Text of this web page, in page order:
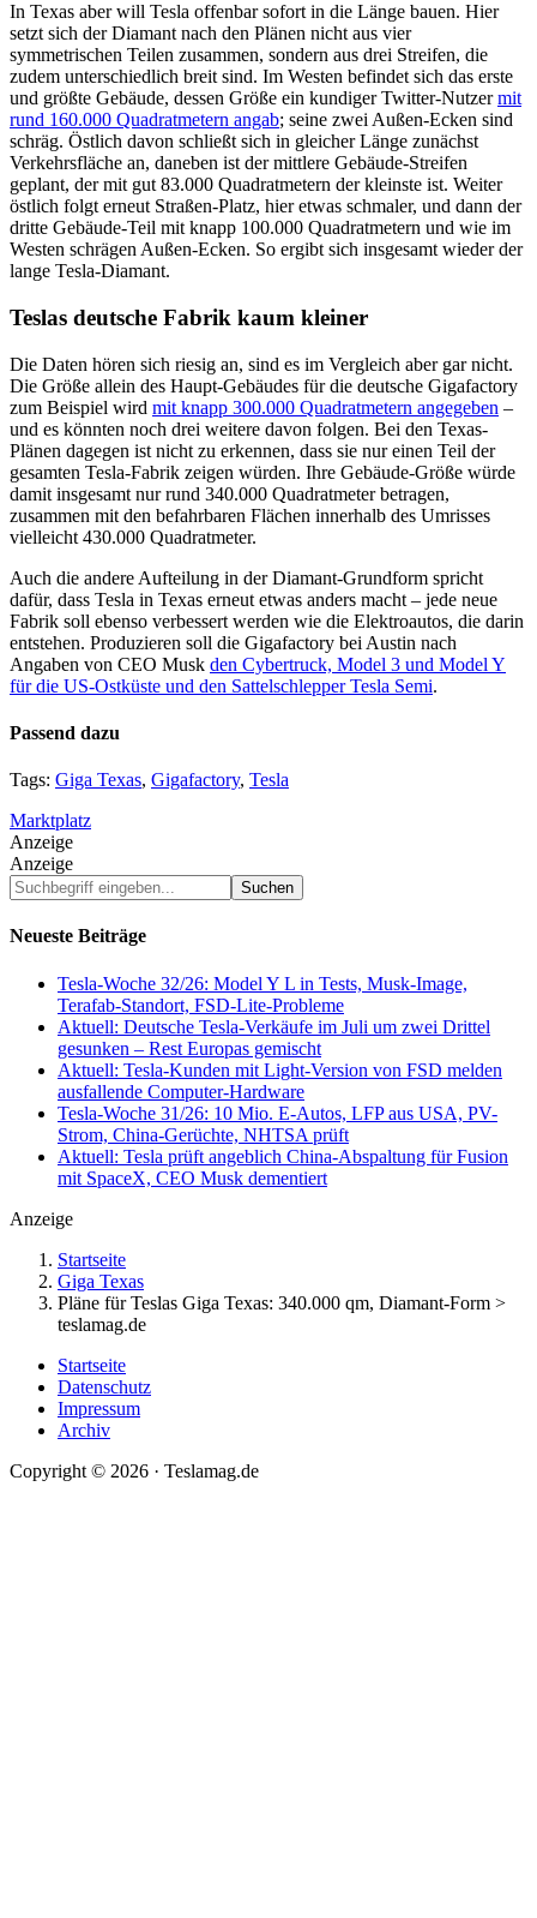
In Texas aber will Tesla offenbar sofort in die Länge bauen. Hier
setzt sich der Diamant nach den Plänen nicht aus vier
symmetrischen Teilen zusammen, sondern aus drei Streifen, die
zudem unterschiedlich breit sind. Im Westen befindet sich das erste
und größte Gebäude, dessen Größe ein kundiger Twitter-Nutzermit
rund 160.000 Quadratmetern angab; seine zwei Außen-Ecken sind
schräg. Östlich davon schließt sich in gleicher Länge zunächst
Verkehrsfläche an, daneben ist der mittlere Gebäude-Streifen
geplant, der mit gut 83.000 Quadratmetern der kleinste ist. Weiter
östlich folgt erneut Straßen-Platz, hier etwas schmaler, und dann der
dritte Gebäude-Teil mit knapp 100.000 Quadratmetern und wie im
Westen schrägen Außen-Ecken. So ergibt sich insgesamt wieder der
lange Tesla-Diamant.
Teslas deutsche Fabrik kaum kleiner
Die Daten hören sich riesig an, sind es im Vergleich aber gar nicht.
Die Größe allein des Haupt-Gebäudes für die deutsche Gigafactory
zum Beispiel wird mit knapp 300.000 Quadratmetern angegeben –
und es könnten noch drei weitere davon folgen. Bei den Texas-
Plänen dagegen ist nicht zu erkennen, dass sie nur einen Teil der
gesamten Tesla-Fabrik zeigen würden. Ihre Gebäude-Größe würde
damit insgesamt nur rund 340.000 Quadratmeter betragen,
zusammen mit den befahrbaren Flächen innerhalb des Umrisses
vielleicht 430.000 Quadratmeter.
Auch die andere Aufteilung in der Diamant-Grundform spricht
dafür, dass Tesla in Texas erneut etwas anders macht – jede neue
Fabrik soll ebenso verbessert werden wie die Elektroautos, die darin
entstehen. Produzieren soll die Gigafactory bei Austin nach
Angaben von CEO Musk den Cybertruck, Model 3 und Model Y
für die US-Ostküste und den Sattelschlepper Tesla Semi.
Passend dazu
Tags: Giga Texas, Gigafactory, Tesla
Marktplatz
Anzeige
Anzeige
Suchbegriff
eingeben...
Neueste Beiträge
Tesla-Woche 32/26: Model Y L in Tests, Musk-Image,
Terafab-Standort, FSD-Lite-Probleme
Aktuell: Deutsche Tesla-Verkäufe im Juli um zwei Drittel
gesunken – Rest Europas gemischt
Aktuell: Tesla-Kunden mit Light-Version von FSD melden
ausfallende Computer-Hardware
Tesla-Woche 31/26: 10 Mio. E-Autos, LFP aus USA, PV-
Strom, China-Gerüchte, NHTSA prüft
Aktuell: Tesla prüft angeblich China-Abspaltung für Fusion
mit SpaceX, CEO Musk dementiert
Anzeige
Startseite
Giga Texas
Pläne für Teslas Giga Texas: 340.000 qm, Diamant-Form >
teslamag.de
Startseite
Datenschutz
Impressum
Archiv
Copyright © 2026 · Teslamag.de